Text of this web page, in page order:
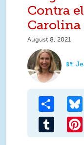
Contra
August 8, 2021
Share
Tumblr